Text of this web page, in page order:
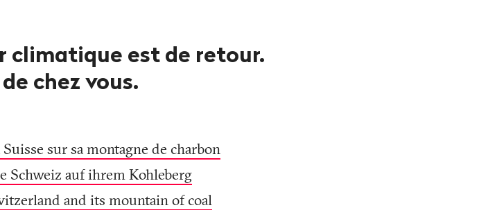
climatique est de retour.
chez vous.
Suisse sur sa montagne de charbon
Schweiz auf ihrem Kohleberg
and its mountain of coal